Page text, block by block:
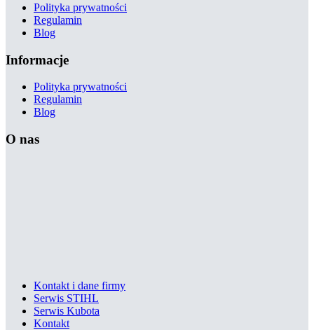
Polityka prywatności
Regulamin
Blog
Informacje
Polityka prywatności
Regulamin
Blog
O nas
Kontakt i dane firmy
Serwis STIHL
Serwis Kubota
Kontakt